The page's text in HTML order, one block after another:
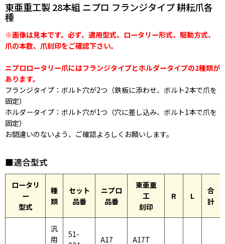
東亜重工製 28本組 ニプロ フランジタイプ 耕耘爪各
種
※画像は見本です。必ず、適用型式、ロータリー形式、駆動方式、
爪の本数、爪刻印をご確認下さい。
ニプロロータリー爪にはフランジタイプとホルダータイプの2種類が
あります。
フランジタイプ：ボルト穴が2つ（鉄板に添わせ、ボルト2本で爪を
固定）
ホルダータイプ：ボルト穴が1つ（穴に差し込み、ボルト1本で爪を
固定）
お間違いのないよう、ご確認よろしくお願いします。
■適合型式
ロータリ
ー
型式
種
類
セット
品番
ニプロ
品番
東亜重
工
刻印
R L
合
計
汎
用
51-
A17 A17T